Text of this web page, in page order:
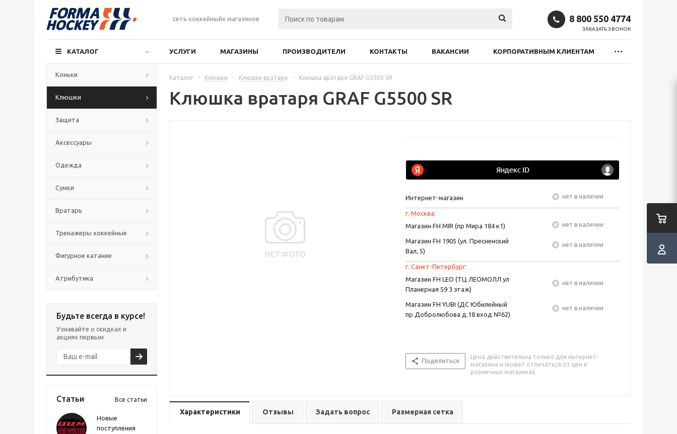
сеть хоккейныйх магазинов 8 800 550 4774
ЗАКАЗАТЬ ЗВОНОК
КАТАЛОГ УСЛУГИ МАГАЗИНЫ ПРОИЗВОДИТЕЛИ КОНТАКТЫ ВАКАНСИИ КОРПОРАТИВНЫМ КЛИЕНТАМ
Коньки
Клюшки
Защита
Аксессуары
Одежда
Сумки
Вратарь
Тренажеры хоккейные
Фигурное катание
Атрибутика
Будьте всегда в курсе!
Узнавайте о скидках и
акциях первым
Статьи Все статьи
Новые
поступления
Каталог - Клюшки - Клюшки вратаря - Клюшка вратаря GRAF G5500 SR
Клюшка вратаря GRAF G5500 SR
Интернет-магазин Нет в наличии
г. Москва:
Магазин FH MIR (пр Мира 184 к1)
Нет в наличии
Магазин FH 1905 (ул. Пресненский
Вал, 5)
Нет в наличии
г. Санкт-Петербург:
Магазин FH LEO (ТЦ ЛЕОМОЛЛ ул
Планерная 59 3 этаж)
Нет в наличии
Магазин FH YUBI (ДС Юбилейный
пр Добролюбова д.18 вход №62)
Нет в наличии
Поделиться
Цена действительна только для интернет-
магазина и может отличаться от цен в
розничных магазинах
Характеристики Отзывы Задать вопрос Размерная сетка